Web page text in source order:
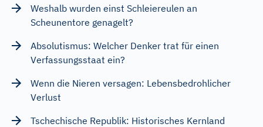
Weshalb wurden einst Schleiereulen an
Scheunentore genagelt?
Absolutismus: Welcher Denker trat für einen
Verfassungsstaat ein?
Wenn die Nieren versagen: Lebensbedrohlicher
Verlust
Tschechische Republik: Historisches Kernland